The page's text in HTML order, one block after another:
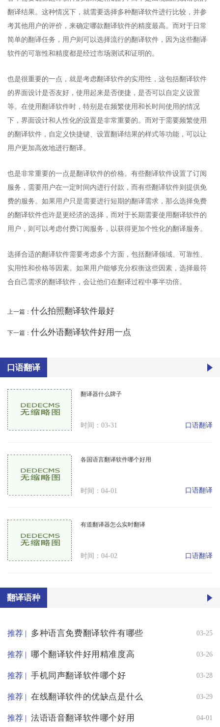
翻译结果。这种情况下，就需要选择多种翻译软件进行比较，并参
考其他用户的评价，来确定哪款翻译软件的精度最高。而对于日常
简单的翻译任务，用户则可以选择流行的翻译软件，因为这些翻译
软件的可靠性和精度都是经过市场测试和证明的。
也是很重要的一点，就是考虑翻译软件的实用性，这包括翻译软件
的界面设计是否友好，使用起来是否便捷，是否可以自定义设置
等。在使用翻译软件时，特别是在频繁使用和长时间使用的情况
下，界面设计和人性化的设置是非常重要的。而对于需要频繁使用
的翻译软件，自定义快捷键、设置翻译结果的样式等功能，可以让
用户更加高效地进行翻译。
也是非常重要的一点是翻译软件的价格。有些翻译软件设置了订阅
服务，需要用户在一定时间内进行付款，而有些翻译软件则提供免
费的服务。如果用户只是需要进行短期的翻译需求，那么选择免费
的翻译软件也许是更经济的选择，而对于长期需要使用翻译软件的
用户，则可以考虑付费订阅服务，以获得更加个性化的翻译服务。
选择合适的翻译软件需要考虑多个方面，包括翻译领域、可靠性、
实用性和价格等因素。如果用户能够充分权衡这些因素，选择最符
合自己需求的翻译软件，会让他们在翻译过程中事半功倍。
上一篇： 什么拍照翻译软件最好
下一篇： 什么外语翻译软件好用一点
口语翻译
翻译器什么牌子
时间：03-31 口语翻译
各国语言翻译软件哪个好用
时间：04-01 口语翻译
有道翻译器怎么实时翻译
时间：04-02 口语翻译
翻译语种
推荐 | 多种语言免费翻译软件有哪些 03-25
推荐 | 哪个翻译软件好用精准度高 03-26
推荐 | 手机同声翻译软件哪个好 03-28
推荐 | 在线翻译软件的优缺点是什么 03-29
推荐 | 法语语音翻译软件哪个好用 04-01